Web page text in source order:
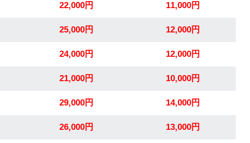
22,000円 11,000円
25,000円 12,000円
24,000円 12,000円
21,000円 10,000円
29,000円 14,000円
26,000円 13,000円